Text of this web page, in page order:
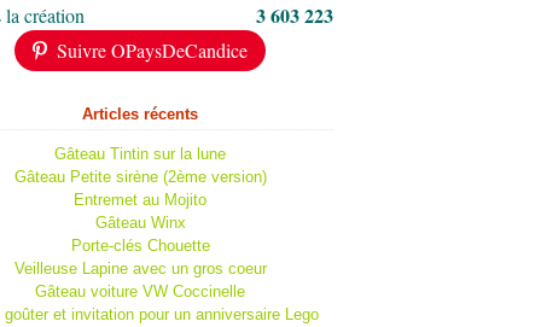
création 3 603 223
Suivre OPaysDeCandice
Articles récents
Gâteau Tintin sur la lune
Gâteau Petite sirène (2ème version)
Entremet au Mojito
Gâteau Winx
Porte-clés Chouette
Veilleuse Lapine avec un gros coeur
Gâteau voiture VW Coccinelle
et invitation pour un anniversaire Lego